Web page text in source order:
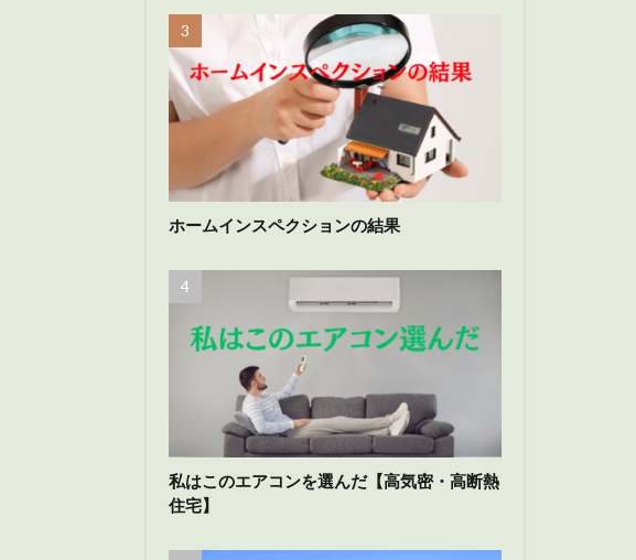
ホームインスペクションの結果
私はこのエアコンを選んだ【高気密・高断熱
住宅】